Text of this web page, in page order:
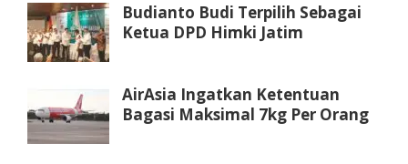
Budianto Budi Terpilih Sebagai
Ketua DPD Himki Jatim
AirAsia Ingatkan Ketentuan
Bagasi Maksimal 7kg Per Orang